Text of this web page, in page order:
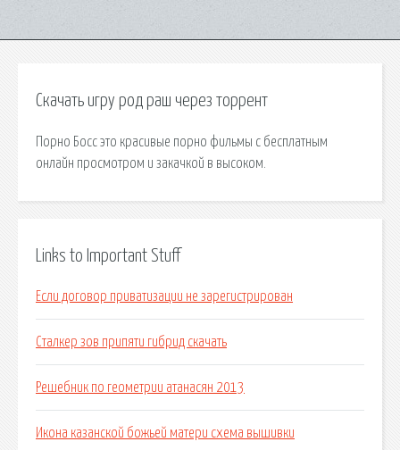
Скачать игру род раш через торрент
Порно Босс это красивые порно фильмы с бесплатным
онлайн просмотром и закачкой в высоком.
Links to Important Stuff
Если договор приватизации не зарегистрирован
Сталкер зов припяти гибрид скачать
Решебник по геометрии атанасян 2013
Икона казанской божьей матери схема вышивки